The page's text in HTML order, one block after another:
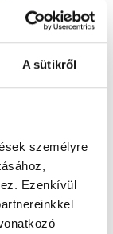
A sütikről
személyre
Ezenkívül
ami
nem tudunk
hanem
bemegyünk az